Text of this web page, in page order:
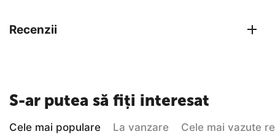
Recenzii
S-ar putea să fiți interesat
Cele mai populare La vanzare Cele mai vazute